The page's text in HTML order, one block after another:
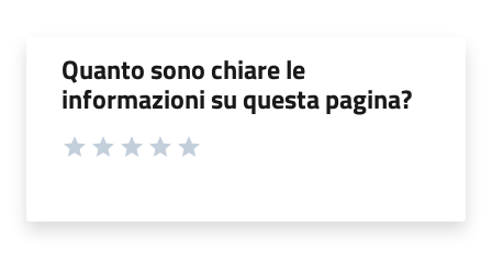
Quanto sono chiare le
informazioni su questa pagina?